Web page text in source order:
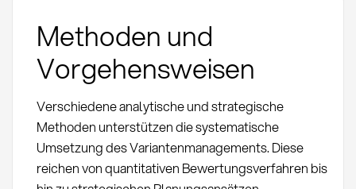
Methoden und
Vorgehensweisen
Verschiedene analytische und strategische
Methoden unterstützen die systematische
Umsetzung des Variantenmanagements. Diese
reichen von quantitativen Bewertungsverfahren bis